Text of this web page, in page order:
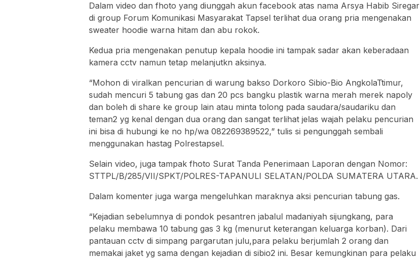
Dalam video dan fhoto yang diunggah akun facebook atas nama Arsya Habib Siregar
di group Forum Komunikasi Masyarakat Tapsel terlihat dua orang pria mengenakan
sweater hoodie warna hitam dan abu rokok.
Kedua pria mengenakan penutup kepala hoodie ini tampak sadar akan keberadaan
kamera cctv namun tetap melanjutkn aksinya.
“Mohon di viralkan pencurian di warung bakso Dorkoro Sibio-Bio AngkolaTtimur,
sudah mencuri 5 tabung gas dan 20 pcs bangku plastik warna merah merek napoly
dan boleh di share ke group lain atau minta tolong pada saudara/saudariku dan
teman2 yg kenal dengan dua orang dan sangat terlihat jelas wajah pelaku pencurian
ini bisa di hubungi ke no hp/wa 082269389522,” tulis si pengunggah sembali
menggunakan hastag Polrestapsel.
Selain video, juga tampak fhoto Surat Tanda Penerimaan Laporan dengan Nomor:
STTPL/B/285/VII/SPKT/POLRES-TAPANULI SELATAN/POLDA SUMATERA UTARA.
Dalam komenter juga warga mengeluhkan maraknya aksi pencurian tabung gas.
“Kejadian sebelumnya di pondok pesantren jabalul madaniyah sijungkang, para
pelaku membawa 10 tabung gas 3 kg (menurut keterangan keluarga korban). Dari
pantauan cctv di simpang pargarutan julu,para pelaku berjumlah 2 orang dan
memakai jaket yg sama dengan kejadian di sibio2 ini. Besar kemungkinan para pelaku